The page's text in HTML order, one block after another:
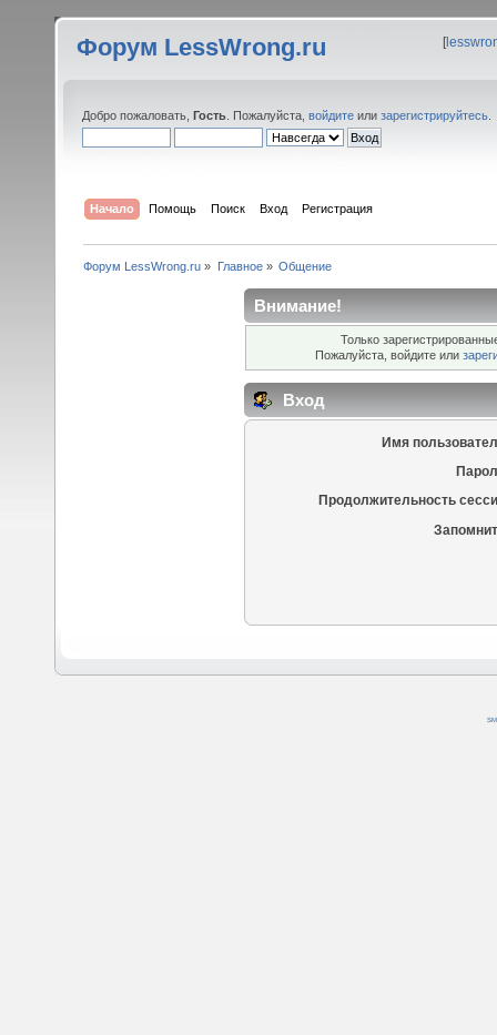
Форум LessWrong.ru [
Добро пожаловать, Гость . Пожалуйста, войдите или зарегистрируйтесь
Начало Помощь Поиск Вход Регистрация
Форум LessWrong.ru » Главное» Общение
Внимание!
Только
Пожалуйста, войдите или
Вход
Имя
Продолжительность